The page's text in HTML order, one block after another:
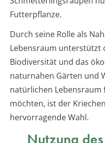
Futterpflanze.
Durch seine Rolle als
Lebensraum unterstützt
Biodiversität und das
naturnahen Gärten und
natürlichen Lebensraum
möchten, ist der
hervorragende Wahl.
Nutzung